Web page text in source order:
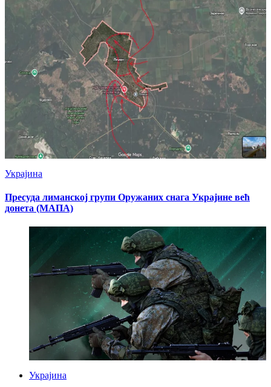
Украјина
Пресуда лиманској групи Оружаних снага Украјине већ
донета (МАПА)
Украјина